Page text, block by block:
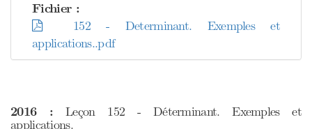
Fichier :
152 - Determinant. Exemples et
applications..pdf
2016 : Leçon 152 - Déterminant. Exemples et
applications.